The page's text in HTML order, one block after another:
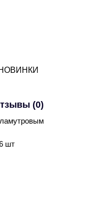
(0)
шт